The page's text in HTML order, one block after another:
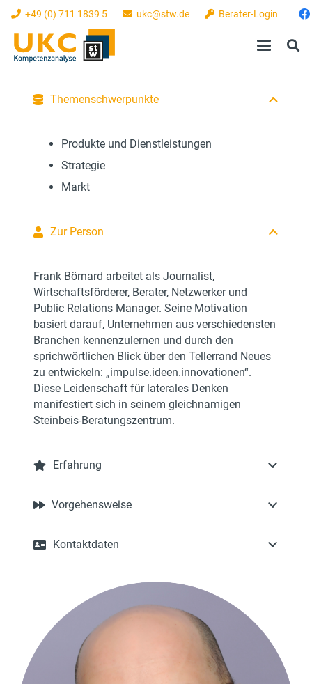
+49 (0) 711 1839 5 ukc@stw.de Berater-Login
Themenschwerpunkte
Produkte und Dienstleistungen
Strategie
Markt
Zur Person
Frank Börnard arbeitet als Journalist,
Wirtschaftsförderer, Berater, Netzwerker und
Public Relations Manager. Seine Motivation
basiert darauf, Unternehmen aus verschiedensten
Branchen kennenzulernen und durch den
sprichwörtlichen Blick über den Tellerrand Neues
zu entwickeln: „impulse.ideen.innovationen“.
Diese Leidenschaft für laterales Denken
manifestiert sich in seinem gleichnamigen
Steinbeis-Beratungszentrum.
Erfahrung
Vorgehensweise
Kontaktdaten